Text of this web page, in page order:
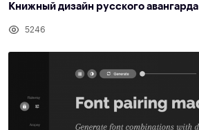
Книжный дизайн русского авангарда
5246